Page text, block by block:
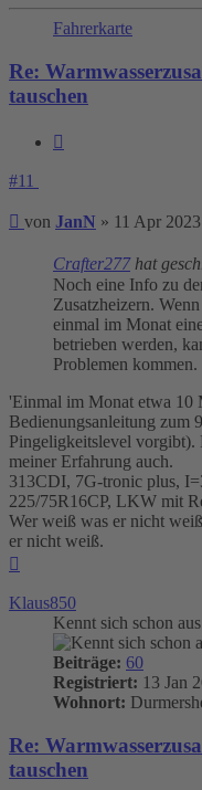
Fahrerkarte
Re:
tauschen
#11
Beitrag
von JanN » 11 Apr
Crafter277hat
Noch eine Info zu
Zusatzheizern.
einmal im Monat
betrieben werden,
Problemen kommen.
'Einmal im Monat etwa 10
Bedienungsanleitung zum
Pingeligkeitslevel vorgibt).
meiner Erfahrung auch.
313CDI, 7G-tronic plus,
225/75R16CP, LKW mit
Wer weiß was er nicht
er nicht weiß.
Klaus850
Kennt sich schon aus
Beiträge: 60
Registriert: 13 Jan
Wohnort:
Re:
tauschen